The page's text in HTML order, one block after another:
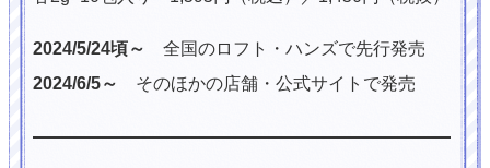
2024/5/24頃～
全国のロフト・ハンズで先行発売
2024/6/5～
そのほかの店舗・公式サイトで発売